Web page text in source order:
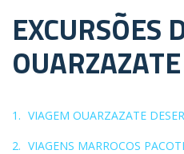
EXCURSÕES
OUARZAZATE
VIAGEM OUARZAZATE
VIAGENS MARROCOS